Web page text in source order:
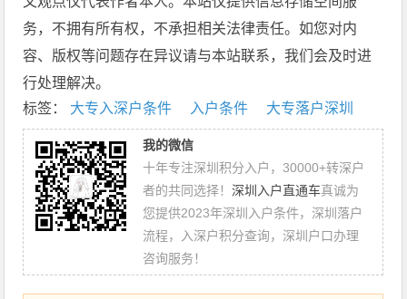
务，不拥有所有权，不承担相关法律责任。如您对内
容、版权等问题存在异议请与本站联系，我们会及时进
行处理解决。
标签： 大专入深户条件 入户条件 大专落户深圳
我的微信
十年专注深圳积分入户，30000+转深户
者的共同选择！ 深圳入户直通车真诚为
您提供2023年深圳入户条件，深圳落户
流程，入深户积分查询，深圳户口办理
咨询服务！